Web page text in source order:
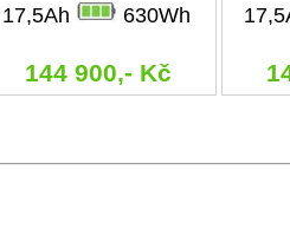
17,5Ah
630Wh
144 900,- Kč